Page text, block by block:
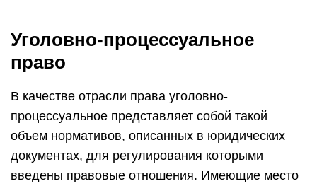
Уголовно-процессуальное
право
В качестве отрасли права уголовно-
процессуальное представляет собой такой
объем нормативов, описанных в юридических
документах, для регулирования которыми
введены правовые отношения. Имеющие место